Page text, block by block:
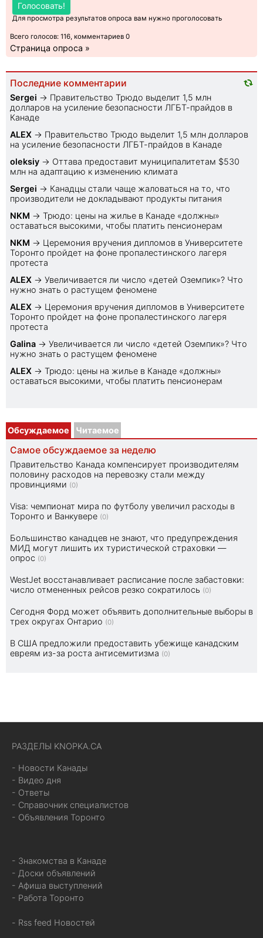
Голосовать!
Для просмотра результатов опроса вам нужно проголосовать
Всего голосов: 116, комментариев 0
Страница опроса »
Последние комментарии
Sеrgei → Правительство Трюдо выделит 1,5 млн
долларов на усиление безопасности ЛГБТ-прайдов в
Канаде
ALEX → Правительство Трюдо выделит 1,5 млн долларов
на усиление безопасности ЛГБТ-прайдов в Канаде
oleksiy → Оттава предоставит муниципалитетам $530
млн на адаптацию к изменению климата
Sеrgei → Канадцы стали чаще жаловаться на то, что
производители не докладывают продукты питания
NKM → Трюдо: цены на жилье в Канаде «должны»
оставаться высокими, чтобы платить пенсионерам
NKM → Церемония вручения дипломов в Университете
Торонто пройдет на фоне пропалестинского лагеря
протеста
ALEX → Увеличивается ли число «детей Оземпик»? Что
нужно знать о растущем феномене
ALEX → Церемония вручения дипломов в Университете
Торонто пройдет на фоне пропалестинского лагеря
протеста
Galina → Увеличивается ли число «детей Оземпик»? Что
нужно знать о растущем феномене
ALEX → Трюдо: цены на жилье в Канаде «должны»
оставаться высокими, чтобы платить пенсионерам
Обсуждаемое Читаемое
Самое обсуждаемое за неделю
Правительство Канада компенсирует производителям
половину расходов на перевозку стали между
провинциями (0)
Visa: чемпионат мира по футболу увеличил расходы в
Торонто и Ванкувере (0)
Большинство канадцев не знают, что предупреждения
МИД могут лишить их туристической страховки —
опрос (0)
WestJet восстанавливает расписание после забастовки:
число отмененных рейсов резко сократилось (0)
Сегодня Форд может объявить дополнительные выборы в
трех округах Онтарио (0)
В США предложили предоставить убежище канадским
евреям из-за роста антисемитизма (0)
РАЗДЕЛЫ KNOPKA.CA
- Новости Канады
- Видео дня
- Ответы
- Справочник специалистов
- Объявления Торонто
- Знакомства в Канаде
- Доски объявлений
- Афиша выступлений
- Работа Торонто
- Rss feed Новостей